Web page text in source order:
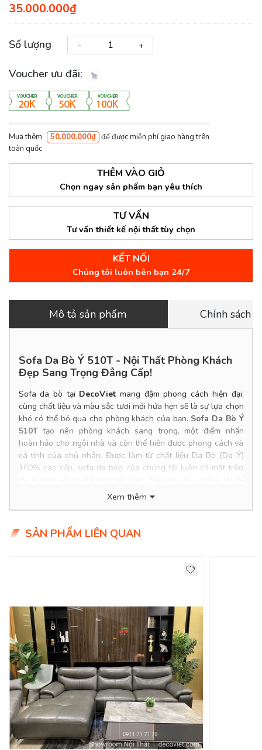
35.000.000₫
Số lượng - +
Voucher ưu đãi:
Mua thêm 50.000.000₫ để được miễn phí giao hàng trên
toàn quốc
THÊM VÀO GIỎ
Chọn ngay sản phẩm bạn yêu thích
TƯ VẤN
Tư vấn thiết kế nội thất tùy chọn
KẾT NỐI
Chúng tôi luôn bên bạn 24/7
Mô tả sản phẩm Chính sách
Sofa Da Bò Ý 510T - Nội Thất Phòng Khách
Đẹp Sang Trọng Đẳng Cấp!
Sofa da bò tại DecoVietmang đậm phong cách hiện đại,
cùng chất liệu và màu sắc tươi mới hứa hẹn sẽ là sự lựa chọn
khó có thể bỏ qua cho phòng khách của bạn. Sofa Da Bò Ý
510Ttạo nên phòng khách sang trọng, một điểm nhấn
hoàn hảo cho ngôi nhà và còn thể hiện được phong cách và
cá tính của chủ nhân. Được làm từ chất liệu Da Bò (Da Ý)
100% cao cấp, sofa da bog của chúng tôi luôn có mặt trên
được hỗ trợ, tư vấn sofa da bò đẹp cho phòng khách nhà
Product Info
Tình trạng: Hàng mới - Còn hàng
Giao Hàng Miễn Phí
Delivery Free: Miễn phí giao hàng tại TPHCM, Biên Hòa, nội
thành Bình Dương.
DecoViet Chuyên Cung Cấp Ghế Sofa Da
Đẹp Cho Phòng Khách!
Nếu quý vị không tìm được bộsofa da bò có sẵn thì có thể
đặt hàng với DecoViet. Chúng tôi có thể đáp ứng mọi yêu
cầu của khách hàng khi có xưởng sản xuất ghế sofa tại
TPHCM. Có thể sản xuất ghế sofa da bò theo yêu cầu về kích
Xem thêm
SẢN PHẨM LIÊN QUAN